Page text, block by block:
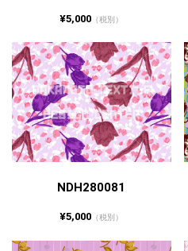
¥5,000 （税別）
NDH280081
¥5,000 （税別）